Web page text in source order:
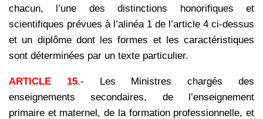
chacun, l’une des distinctions honorifiques et
scientifiques prévues à l’alinéa 1 de l’article 4 ci-dessus
et un diplôme dont les formes et les caractéristiques
sont déterminées par un texte particulier.
ARTICLE 15.- Les Ministres chargés des
enseignements secondaires, de l’enseignement
primaire et maternel, de la formation professionnelle, et